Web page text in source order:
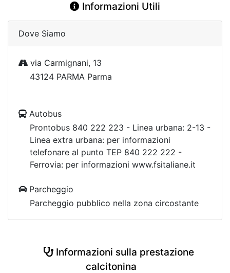
Informazioni Utili
Dove Siamo
via Carmignani, 13
43124 PARMA Parma
Autobus
Prontobus 840 222 223 - Linea urbana: 2-13 -
Linea extra urbana: per informazioni
telefonare al punto TEP 840 222 222 -
Ferrovia: per informazioni www.fsitaliane.it
Parcheggio
Parcheggio pubblico nella zona circostante
Informazioni sulla prestazione
calcitonina